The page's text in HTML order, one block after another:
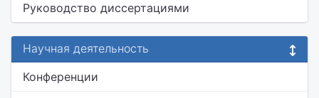
Руководство диссертациями
Научная деятельность
Конференции